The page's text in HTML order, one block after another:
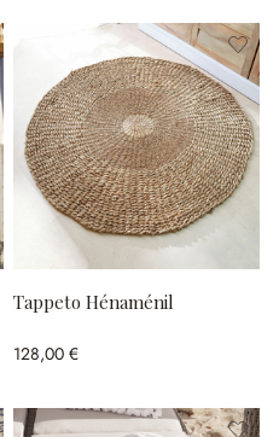
Tappeto Hénaménil
128,00 €